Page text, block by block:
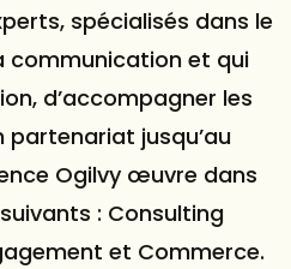
spécialisés dans le
communication et qui
d’accompagner les
partenariat jusqu’au
Ogilvy œuvre dans
: Consulting
et Commerce.